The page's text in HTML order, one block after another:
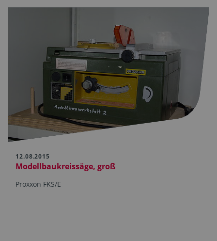
12.08.2015
Modellbaukreissäge, groß
Proxxon FKS/E